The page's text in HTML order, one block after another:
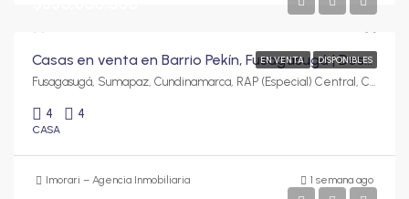
EN VENTA DISPONIBLES
Casas en venta en Barrio Pekín, Fusagasugá | Desde $330 millones
Fusagasugá, Sumapaz, Cundinamarca, RAP (Especial) Central, Colombia
4 4
CASA
Imorari – Agencia Inmobiliaria 1 semana ago